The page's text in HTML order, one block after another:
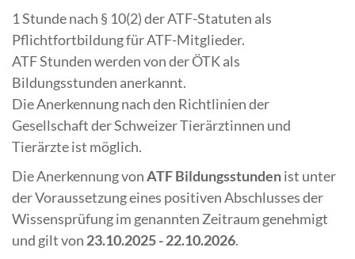
1 Stunde nach § 10(2) der ATF-Statuten als
Pflichtfortbildung für ATF-Mitglieder.
ATF Stunden werden von der ÖTK als
Bildungsstunden anerkannt.
Die Anerkennung nach den Richtlinien der
Gesellschaft der Schweizer Tierärztinnen und
Tierärzte ist möglich.
Die Anerkennung vonATF Bildungsstundenist unter
der Voraussetzung eines positiven Abschlusses der
Wissensprüfung im genannten Zeitraum genehmigt
und gilt von 23.10.2025 - 22.10.2026.